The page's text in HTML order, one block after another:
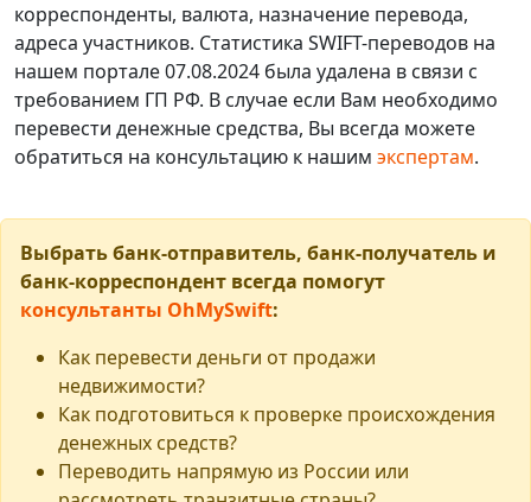
корреспонденты, валюта, назначение перевода,
адреса участников. Статистика SWIFT-переводов на
нашем портале 07.08.2024 была удалена в связи с
требованием ГП РФ. В случае если Вам необходимо
перевести денежные средства, Вы всегда можете
обратиться на консультацию к нашим экспертам.
Выбрать банк-отправитель, банк-получатель и
банк-корреспондент всегда помогут
консультанты OhMySwift:
Как перевести деньги от продажи
недвижимости?
Как подготовиться к проверке происхождения
денежных средств?
Переводить напрямую из России или